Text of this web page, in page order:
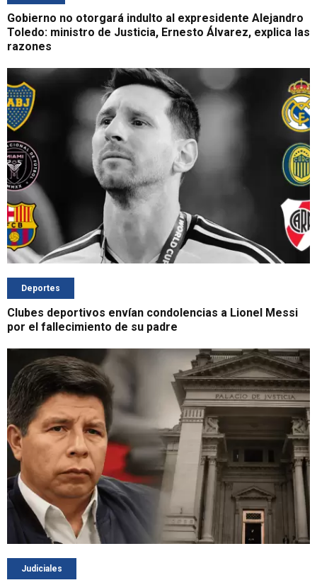
Gobierno no otorgará indulto al expresidente Alejandro
Toledo: ministro de Justicia, Ernesto Álvarez, explica las
razones
Deportes
Clubes deportivos envían condolencias a Lionel Messi
por el fallecimiento de su padre
Judiciales